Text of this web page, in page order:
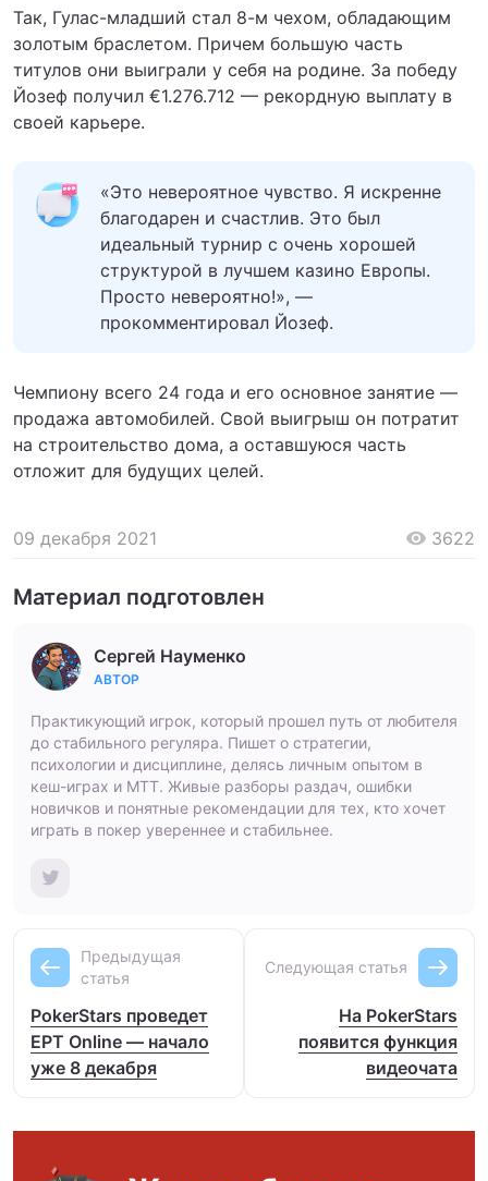
Так, Гулас-младший стал 8-м чехом, обладающим
золотым браслетом. Причем большую часть
титулов они выиграли у себя на родине. За победу
Йозеф получил €1.276.712 — рекордную выплату в
своей карьере.
«Это невероятное чувство. Я искренне
благодарен и счастлив. Это был
идеальный турнир с очень хорошей
структурой в лучшем казино Европы.
Просто невероятно!», —
прокомментировал Йозеф.
Чемпиону всего 24 года и его основное занятие —
продажа автомобилей. Свой выигрыш он потратит
на строительство дома, а оставшуюся часть
отложит для будущих целей.
09 декабря 2021 3622
Материал подготовлен
Сергей Науменко
АВТОР
Практикующий игрок, который прошел путь от любителя
до стабильного регуляра. Пишет о стратегии,
психологии и дисциплине, делясь личным опытом в
кеш-играх и МТТ. Живые разборы раздач, ошибки
новичков и понятные рекомендации для тех, кто хочет
играть в покер увереннее и стабильнее.
Предыдущая
статья
PokerStars проведет
EPT Online — начало
уже 8 декабря
Следующая статья
На PokerStars
появится функция
видеочата